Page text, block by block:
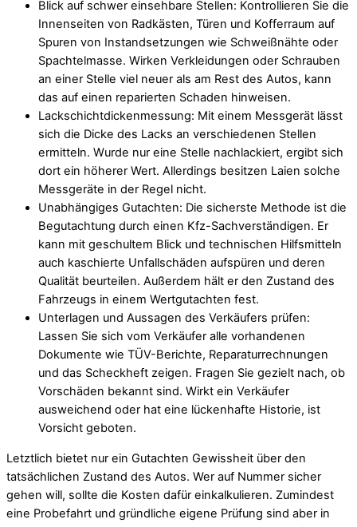
Blick auf schwer einsehbare Stellen: Kontrollieren Sie die
Innenseiten von Radkästen, Türen und Kofferraum auf
Spuren von Instandsetzungen wie Schweißnähte oder
Spachtelmasse. Wirken Verkleidungen oder Schrauben
an einer Stelle viel neuer als am Rest des Autos, kann
das auf einen reparierten Schaden hinweisen.
Lackschichtdickenmessung: Mit einem Messgerät lässt
sich die Dicke des Lacks an verschiedenen Stellen
ermitteln. Wurde nur eine Stelle nachlackiert, ergibt sich
dort ein höherer Wert. Allerdings besitzen Laien solche
Messgeräte in der Regel nicht.
Unabhängiges Gutachten: Die sicherste Methode ist die
Begutachtung durch einen Kfz-Sachverständigen. Er
kann mit geschultem Blick und technischen Hilfsmitteln
auch kaschierte Unfallschäden aufspüren und deren
Qualität beurteilen. Außerdem hält er den Zustand des
Fahrzeugs in einem Wertgutachten fest.
Unterlagen und Aussagen des Verkäufers prüfen:
Lassen Sie sich vom Verkäufer alle vorhandenen
Dokumente wie TÜV-Berichte, Reparaturrechnungen
und das Scheckheft zeigen. Fragen Sie gezielt nach, ob
Vorschäden bekannt sind. Wirkt ein Verkäufer
ausweichend oder hat eine lückenhafte Historie, ist
Vorsicht geboten.
Letztlich bietet nur ein Gutachten Gewissheit über den
tatsächlichen Zustand des Autos. Wer auf Nummer sicher
gehen will, sollte die Kosten dafür einkalkulieren. Zumindest
eine Probefahrt und gründliche eigene Prüfung sind aber in